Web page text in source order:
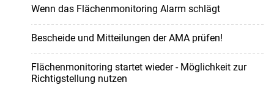
Wenn das Flächenmonitoring Alarm schlägt
Bescheide und Mitteilungen der AMA prüfen!
Flächenmonitoring startet wieder - Möglichkeit zur
Richtigstellung nutzen